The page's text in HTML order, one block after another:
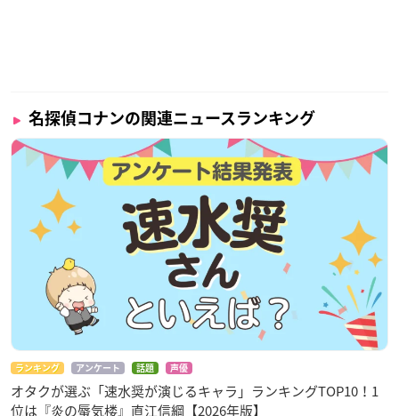
名探偵コナンの関連ニュースランキング
ランキング アンケート 話題 声優
オタクが選ぶ「速水奨が演じるキャラ」ランキングTOP10！1
位は『炎の蜃気楼』直江信綱【2026年版】